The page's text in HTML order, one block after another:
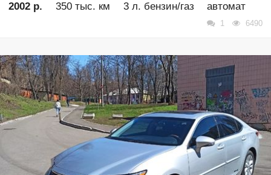
2002 р.
350 тыс. км 3 л. бензин/газ автомат
1 6490